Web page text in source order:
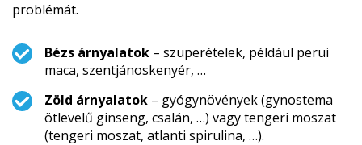
problémát.
Bézs árnyalatok – szuperételek, például perui
maca, szentjánoskenyér, …
Zöld árnyalatok – gyógynövények (gynostema
ötlevelű ginseng, csalán, …) vagy tengeri moszat
(tengeri moszat, atlanti spirulina, …).